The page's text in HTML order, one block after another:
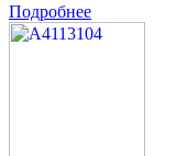
Подробнее